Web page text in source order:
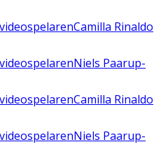
Camilla Rinaldo
Niels Paarup-
Camilla Rinaldo
Niels Paarup-